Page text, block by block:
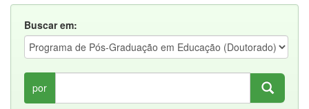
Buscar em:
por